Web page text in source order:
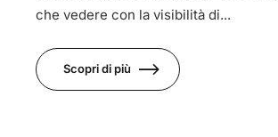
che vedere con la visibilità di...
Scopri di più